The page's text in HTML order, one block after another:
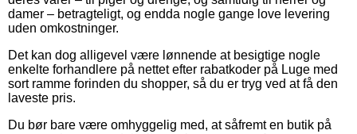
damer – betragteligt, og endda nogle gange love levering
uden omkostninger.
Det kan dog alligevel være lønnende at besigtige nogle
enkelte forhandlere på nettet efter rabatkoder på Luge med
sort ramme forinden du shopper, så du er tryg ved at få den
laveste pris.
Du bør bare være omhyggelig med, at såfremt en butik på